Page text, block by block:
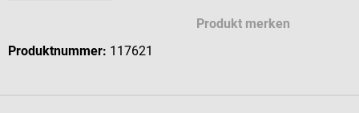
Produkt merken
Produktnummer: 117621